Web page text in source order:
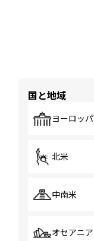
国と地域
ヨーロッパ
北米
中南米
オセアニア